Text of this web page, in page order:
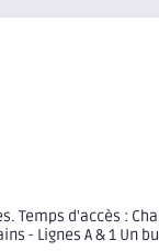
Temps d'accès :
- Lignes A & 1 Un